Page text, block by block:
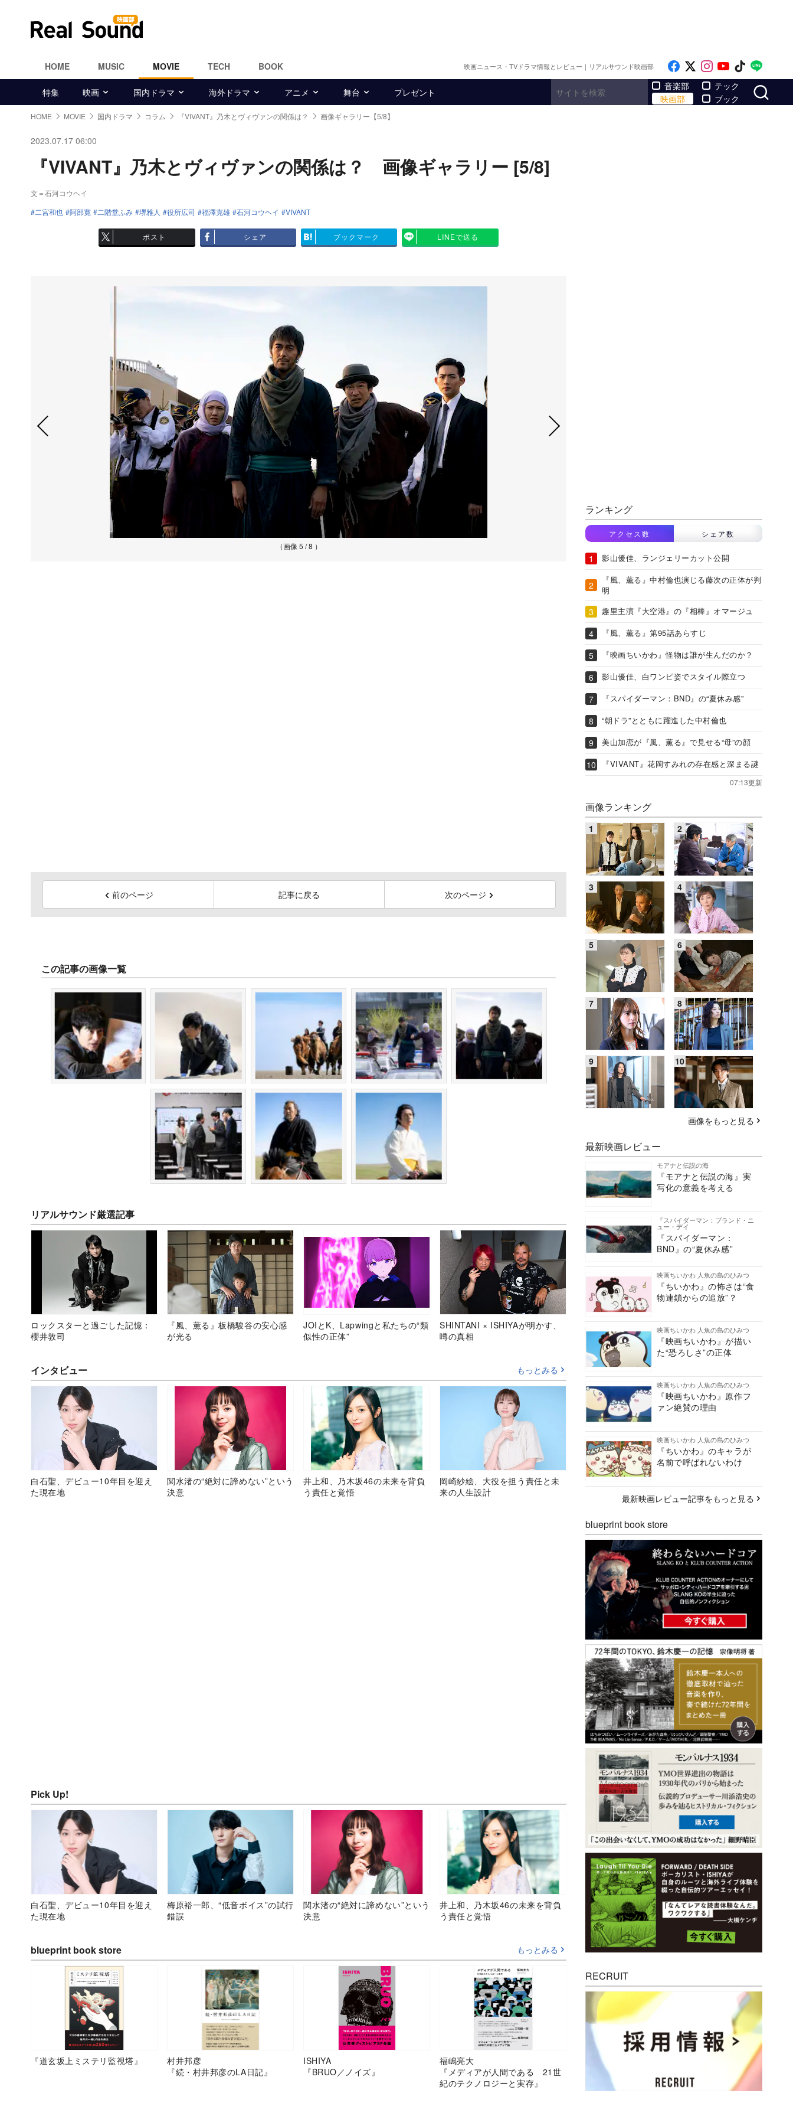
HOME MUSIC MOVIE TECH BOOK 映画ニュース・TVドラマ情報とレビュー｜リアルサウンド映画部 Like on Facebook
Follow on x
Follow on
Follow on
Follow
特集 映画 国内ドラマ 海外ドラマ アニメ 舞台 プレゼント
音楽部
映画部
テック
ブック
HOME MOVIE 国内ドラマ コラム 『VIVANT』乃木とヴィヴァンの関係は？ 画像ギャラリー【5/8】
2023.07.17 06:00
『VIVANT』乃木とヴィヴァンの関係は？ 画像ギャラリー [5/8]
文＝石河コウヘイ
二宮和也
阿部寛 二階堂ふみ 堺雅人 役所広司 福澤克雄 石河コウヘイ VIVANT
ポスト シェア ブックマーク LINEで送る
（画像 5 / 8 ）
前のページ 記事に戻る 次のページ
この記事の画像一覧
リアルサウンド厳選記事
ロックスターと過ごした記憶：
櫻井敦司
『風、薫る』板橋駿谷の安心感
が光る
JOIとK、Lapwingと私たちの“類
似性の正体”
SHINTANI × ISHIYAが明かす、
噂の真相
インタビュー もっとみる
白石聖、デビュー10年目を迎え
た現在地
関水渚の“絶対に諦めない”という
決意
井上和、乃木坂46の未来を背負
う責任と覚悟
岡崎紗絵、大役を担う責任と未
来の人生設計
Pick Up!
白石聖、デビュー10年目を迎え
た現在地
梅原裕一郎、“低音ボイス”の試行
錯誤
関水渚の“絶対に諦めない”という
決意
井上和、乃木坂46の未来を背負
う責任と覚悟
blueprint book store もっとみる
『道玄坂上ミステリ監視塔』
村井邦彦
『続・村井邦彦のLA日記』
ISHIYA
『BRUO／ノイズ』
福嶋亮大
『メディアが人間である 21世
紀のテクノロジーと実存』
ランキング
アクセス数 シェア数
影山優佳、ランジェリーカット公開
『風、薫る』中村倫也演じる藤次の正体が判
明
趣里主演『大空港』の『相棒』オマージュ
『風、薫る』第95話あらすじ
『映画ちいかわ』怪物は誰が生んだのか？
影山優佳、白ワンピ姿でスタイル際立つ
『スパイダーマン：BND』の“夏休み感”
“朝ドラ”とともに躍進した中村倫也
美山加恋が『風、薫る』で見せる“母”の顔
『VIVANT』花岡すみれの存在感と深まる謎
07:13更新
画像ランキング
画像をもっと見る
最新映画レビュー
モアナと伝説の海
『モアナと伝説の海』実
写化の意義を考える
『スパイダーマン：ブランド・ニ
ュー・デイ
『スパイダーマン：
BND』の“夏休み感”
映画ちいかわ 人魚の島のひみつ
『ちいかわ』の怖さは“食
物連鎖からの追放”？
映画ちいかわ 人魚の島のひみつ
『映画ちいかわ』が描い
た“恐ろしさ”の正体
映画ちいかわ 人魚の島のひみつ
『映画ちいかわ』原作フ
ァン絶賛の理由
映画ちいかわ 人魚の島のひみつ
『ちいかわ』のキャラが
名前で呼ばれないわけ
最新映画レビュー記事をもっと見る
blueprint book store
RECRUIT